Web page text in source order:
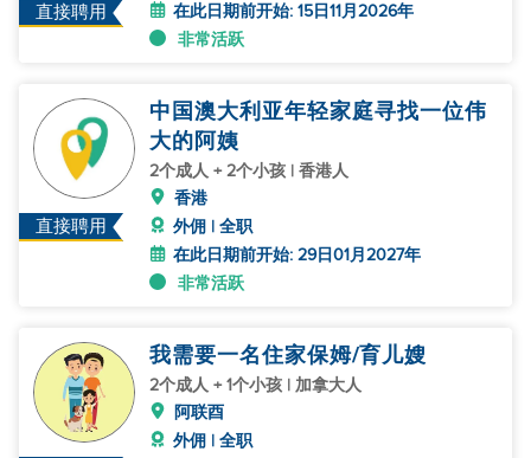
直接聘用
在此日期前开始: 15日11月2026年
非常活跃
直接聘用
中国澳大利亚年轻家庭寻找一位伟
大的阿姨
2个成人 + 2个小孩 | 香港人
香港
外佣 | 全职
在此日期前开始: 29日01月2027年
非常活跃
我需要一名住家保姆/育儿嫂
2个成人 + 1个小孩 | 加拿大人
阿联酉
外佣 | 全职